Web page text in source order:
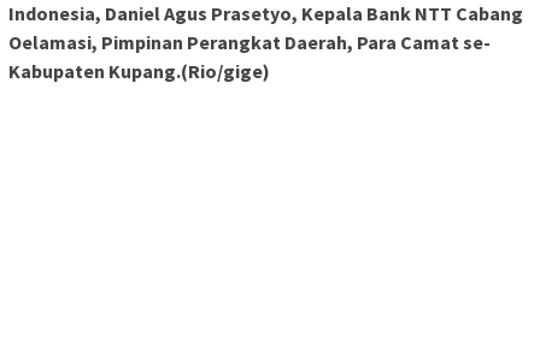
Indonesia, Daniel Agus Prasetyo, Kepala Bank NTT Cabang
Oelamasi, Pimpinan Perangkat Daerah, Para Camat se-
Kabupaten Kupang.(Rio/gige)